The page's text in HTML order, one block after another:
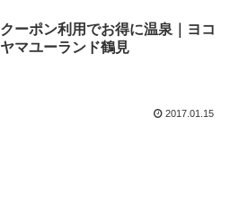
クーポン利用でお得に温泉｜ヨコ
ヤマユーランド鶴見
2017.01.15